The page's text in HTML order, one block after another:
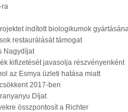
ra
indított biologikumok
restaurálását támogat
Nagydíjat
kifizetését javasolja részvényenként
az Esmya üzleti hatása miatt
2017-ben
Díjat
összpontosít a Richter